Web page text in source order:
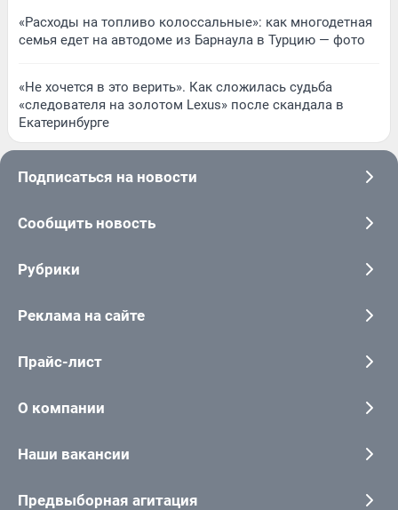
«Расходы на топливо колоссальные»: как многодетная
семья едет на автодоме из Барнаула в Турцию — фото
«Не хочется в это верить». Как сложилась судьба
«следователя на золотом Lexus» после скандала в
Екатеринбурге
Подписаться на новости
Сообщить новость
Рубрики
Реклама на сайте
Прайс-лист
О компании
Наши вакансии
Предвыборная агитация